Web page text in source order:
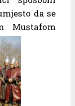
da se
Mustafom